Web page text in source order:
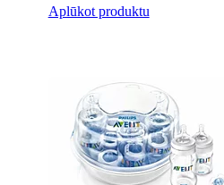
Aplūkot produktu